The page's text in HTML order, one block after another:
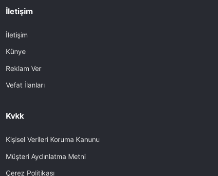
İletişim
İletişim
Künye
Reklam Ver
Vefat İlanları
Kvkk
Kişisel Verileri Koruma Kanunu
Müşteri Aydınlatma Metni
Çerez Politikası